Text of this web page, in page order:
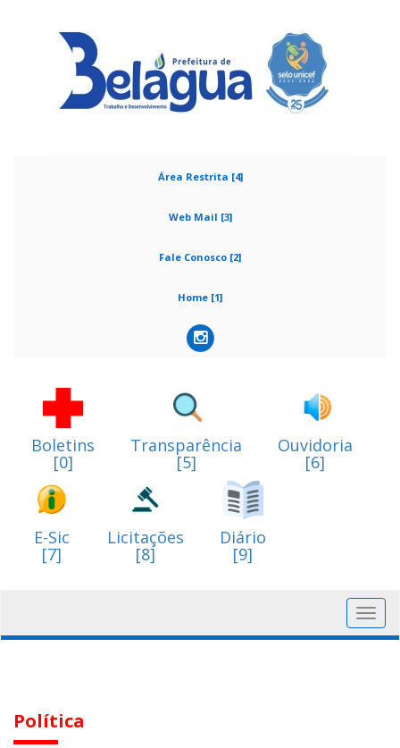
Área Restrita [4]
Web Mail [3]
Fale Conosco [2]
Home [1]
Boletins
[0]
Transparência
[5]
Ouvidoria
[6]
E-Sic
[7]
Licitações
[8]
Diário
[9]
Política